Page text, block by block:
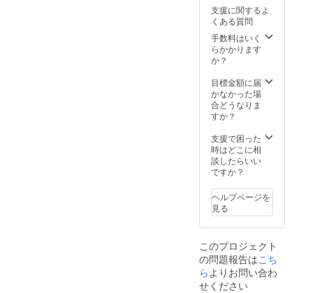
支援に関するよ
くある質問
手数料はいく
らかかります
か？
目標金額に届
かなかった場
合どうなりま
すか？
支援で困った
時はどこに相
談したらいい
ですか？
ヘルプページを
見る
このプロジェクト
の問題報告はこち
ら よりお問い合わ
せください